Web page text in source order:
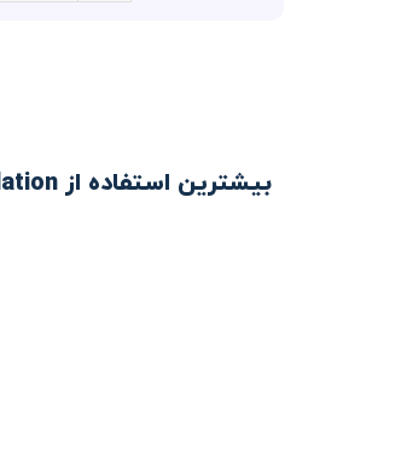
بیشترین استفاده از MachineTranslation